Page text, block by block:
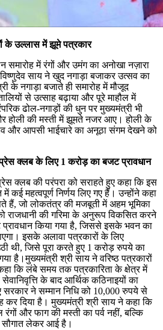
के उल्लास में झूमे पत्रकार
समारोह में रंगों और उमंग का अनोखा नज़ारा
साय ने खुद नगाड़ा बजाकर उत्सव का
के नगाड़ा बजाते ही समारोह में मौजूद
से उत्साह बढ़ाया और पूरे माहौल में
ढोल-नगाड़ों की धुन पर मुख्यमंत्री भी
होली की मस्ती में झूमते नजर आए। होली के
और आपसी भाईचारे का अनूठा संगम देखने को
क्लब के लिए 1 करोड़ का बजट प्रावधान
क्लब की परंपरा को सराहते हुए कहा कि इस
कई महत्वपूर्ण निर्णय लिए गए हैं। उन्होंने कहा
हैं, जो लोकतंत्र की मजबूती में अहम भूमिका
राजधानी की गरिमा के अनुरूप विकसित करने
किया गया है, जिससे इसके भवन का
इसके अलावा पत्रकारों के लिए
थी, जिसे पूरा करते हुए 1 करोड़ रुपये का
है।मुख्यमंत्री श्री साय ने वरिष्ठ पत्रकारों
कि लंबे समय तक पत्रकारिता के क्षेत्र में
के बाद आर्थिक कठिनाइयों का
ने सम्मान निधि को 10,000 रुपये से
कर दिया है। मुख्यमंत्री श्री साय ने कहा कि
और फाग की मस्ती का पर्व नहीं, बल्कि
सौगात लेकर आई है।